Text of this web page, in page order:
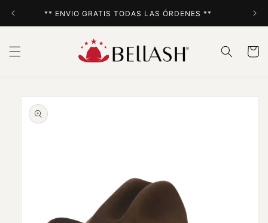
directamente
al contenido
** ENVIO GRATIS TODAS LAS ÓRDENES **
Carrito
directamente
información